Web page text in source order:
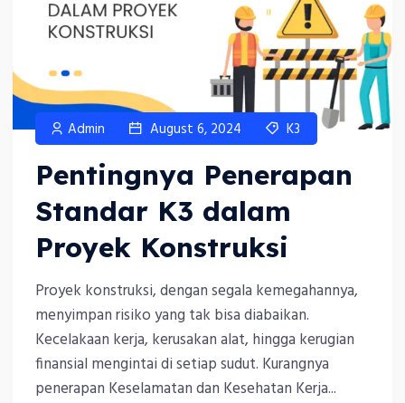
Admin August 6, 2024 K3
Pentingnya Penerapan
Standar K3 dalam
Proyek Konstruksi
Proyek konstruksi, dengan segala kemegahannya,
menyimpan risiko yang tak bisa diabaikan.
Kecelakaan kerja, kerusakan alat, hingga kerugian
finansial mengintai di setiap sudut. Kurangnya
penerapan Keselamatan dan Kesehatan Kerja...